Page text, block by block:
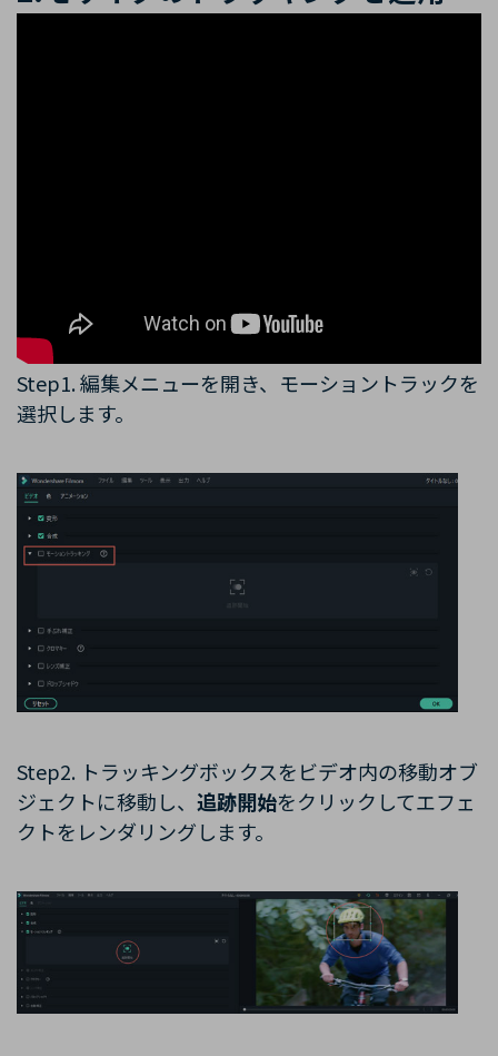
Step1. 編集メニューを開き、モーショントラックを
選択します。
Step2. トラッキングボックスをビデオ内の移動オブ
ジェクトに移動し、 追跡開始をクリックしてエフェ
クトをレンダリングします。